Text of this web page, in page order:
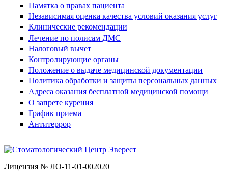
Памятка о правах пациента
Независимая оценка качества условий оказания услуг
Клинические рекомендации
Лечение по полисам ДМС
Налоговый вычет
Контролирующие органы
Положение о выдаче медицинской документации
Политика обработки и защиты персональных данных
Адреса оказания бесплатной медицинской помощи
О запрете курения
График приема
Антитеррор
Лицензия № ЛО-11-01-002020